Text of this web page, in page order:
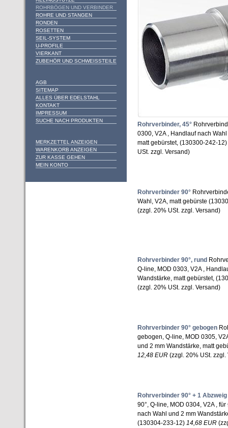
ROHRBÖGEN UND VERBINDER
ROHRE UND STANGEN
RONDEN
ROSETTEN
SEIL-SYSTEM
U-PROFILE
VIERKANT
ZUBEHÖR UND SCHWEISSTEILE
AGB
SITEMAP
ALLES ÜBER EDELSTAHL
KONTAKT
IMPRESSUM
SUCHE NACH PRODUKTEN
MERKZETTEL ANZEIGEN
WARENKORB ANZEIGEN
ZUR KASSE GEHEN
MEIN KONTO
Rohrverbinder, 45°
0300, V2A , Handlauf nach
matt gebürstet, (130300-242-12)
USt. zzgl. Versand)
Rohrverbinder 90°
Wahl, V2A, matt gebürste
(zzgl. 20% USt. zzgl. Versand)
Rohrverbinder 90°, rund
Q-line, MOD 0303, V2A ,
Wandstärke, matt gebürstet,
(zzgl. 20% USt. zzgl. Versand)
Rohrverbinder 90° gebogen
gebogen, Q-line, MOD 0305,
und 2 mm Wandstärke, matt
12,48 EUR (zzgl. 20% USt. zzgl.
Rohrverbinder 90° + 1 Abzweig
90°, Q-line, MOD 0304, V2A ,
nach Wahl und 2 mm
(130304-233-12) 14,68 EUR